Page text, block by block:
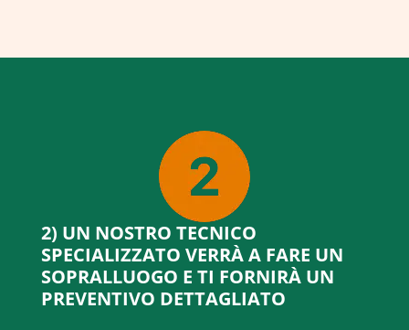
2) UN NOSTRO TECNICO
SPECIALIZZATO VERRÀ A FARE UN
SOPRALLUOGO E TI FORNIRÀ UN
PREVENTIVO DETTAGLIATO